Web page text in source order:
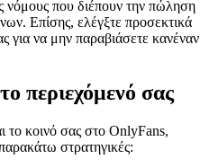
νόμους που διέπουν την πώληση
Επίσης, ελέγξτε προσεκτικά
για να μην παραβιάσετε κανέναν
περιεχόμενό σας
το κοινό σας στο OnlyFans,
στρατηγικές: